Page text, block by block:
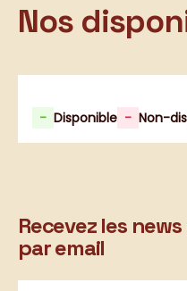
Nos
- Disponible - Non-
Recevez les
par email